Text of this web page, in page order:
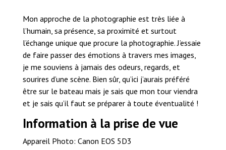
Mon approche de la photographie est très liée à
l’humain, sa présence, sa proximité et surtout
l’échange unique que procure la photographie. J’essaie
de faire passer des émotions à travers mes images,
je me souviens à jamais des odeurs, regards, et
sourires d’une scène. Bien sûr, qu’ici j’aurais préféré
être sur le bateau mais je sais que mon tour viendra
et je sais qu’il faut se préparer à toute éventualité !
Information à la prise de vue
Appareil Photo: Canon EOS 5D3